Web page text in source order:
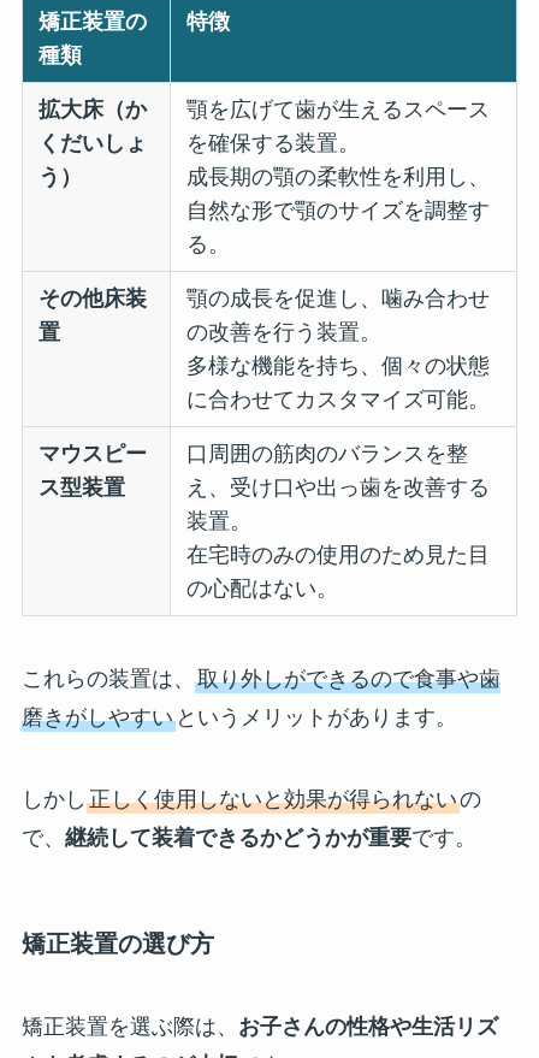
矯正装置の
種類
特徴
拡大床（か
くだいしょ
う）
顎を広げて歯が生えるスペース
を確保する装置。
成長期の顎の柔軟性を利用し、
自然な形で顎のサイズを調整す
る。
その他床装
置
顎の成長を促進し、噛み合わせ
の改善を行う装置。
多様な機能を持ち、個々の状態
に合わせてカスタマイズ可能。
マウスピー
ス型装置
口周囲の筋肉のバランスを整
え、受け口や出っ歯を改善する
装置。
在宅時のみの使用のため見た目
の心配はない。
これらの装置は、 取り外しができるので食事や歯
磨きがしやすいというメリットがあります。
しかし 正しく使用しないと効果が得られないの
で、 継続して装着できるかどうかが重要です。
矯正装置の選び方
矯正装置を選ぶ際は、 お子さんの性格や生活リズ